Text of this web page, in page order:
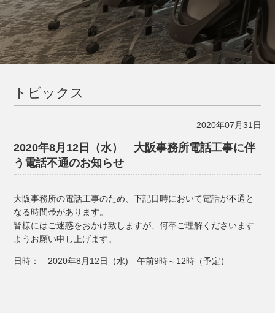
トピックス
2020年07月31日
2020年8月12日（水） 大阪事務所電話工事に伴
う電話不通のお知らせ
大阪事務所の電話工事のため、下記日時において電話が不通と
なる時間帯があります。
皆様にはご迷惑をおかけ致しますが、何卒ご理解くださいます
ようお願い申し上げます。
日時： 2020年8月12日（水) 午前9時～12時（予定）